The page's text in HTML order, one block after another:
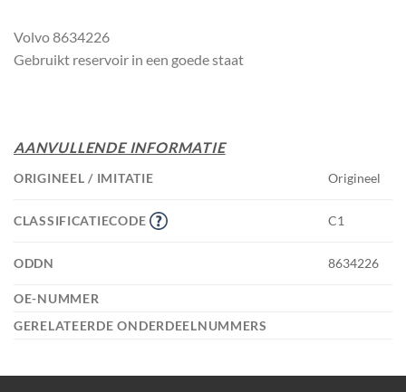
Volvo 8634226
Gebruikt reservoir in een goede staat
AANVULLENDE INFORMATIE
ORIGINEEL / IMITATIE Origineel
CLASSIFICATIECODE C1
ODDN 8634226
OE-NUMMER
GERELATEERDE ONDERDEELNUMMERS